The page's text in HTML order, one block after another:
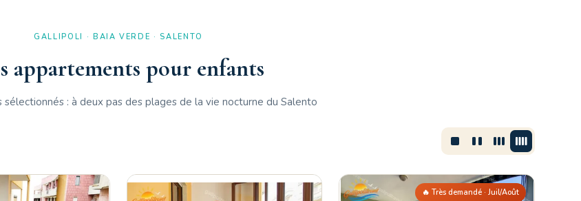
GALLIPOLI · BAIA VERDE · SALENTO
appartements pour enfants
: à deux pas des plages de la vie nocturne du Salento
🔥 Très demandé · Juil/Août